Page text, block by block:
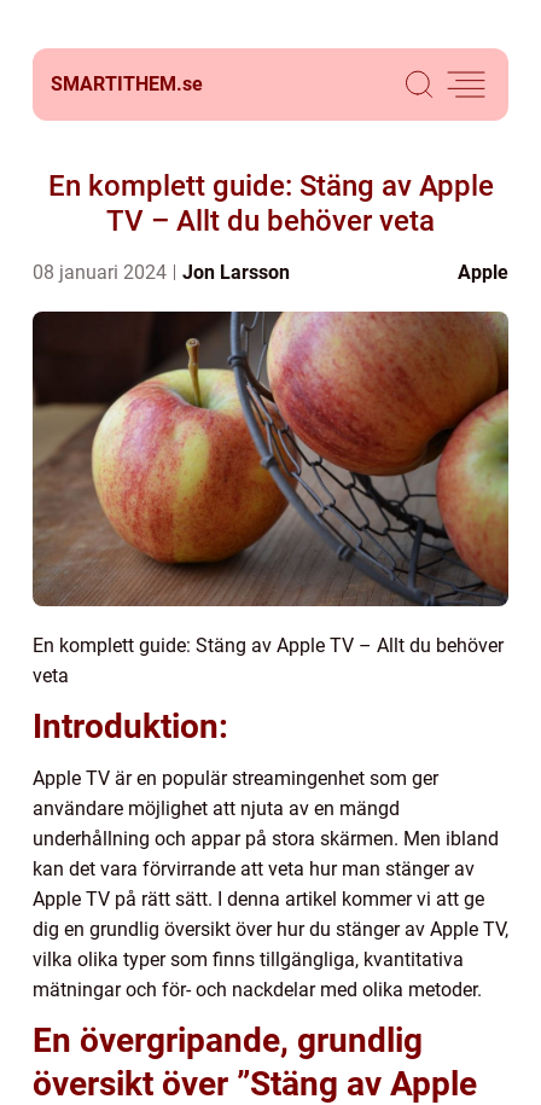
SMARTITHEM.se
En komplett guide: Stäng av Apple
TV – Allt du behöver veta
08 januari 2024 Jon Larsson Apple
En komplett guide: Stäng av Apple TV – Allt du behöver
veta
Introduktion:
Apple TV är en populär streamingenhet som ger
användare möjlighet att njuta av en mängd
underhållning och appar på stora skärmen. Men ibland
kan det vara förvirrande att veta hur man stänger av
Apple TV på rätt sätt. I denna artikel kommer vi att ge
dig en grundlig översikt över hur du stänger av Apple TV,
vilka olika typer som finns tillgängliga, kvantitativa
mätningar och för- och nackdelar med olika metoder.
En övergripande, grundlig
översikt över ”Stäng av Apple